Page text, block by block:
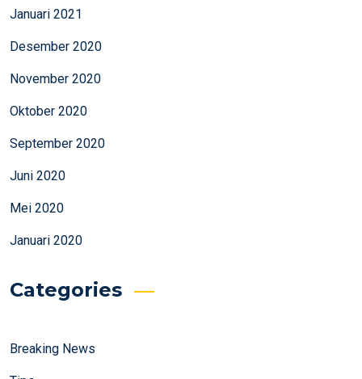
Januari 2021
Desember 2020
November 2020
Oktober 2020
September 2020
Juni 2020
Mei 2020
Januari 2020
Categories
Breaking News